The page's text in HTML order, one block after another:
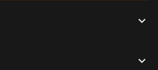

